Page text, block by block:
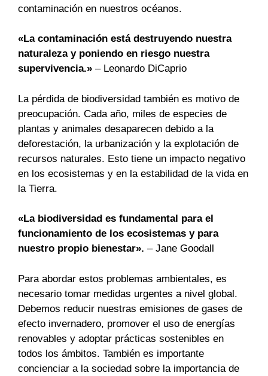
contaminación en nuestros océanos.
«La contaminación está destruyendo nuestra
naturaleza y poniendo en riesgo nuestra
supervivencia.» – Leonardo DiCaprio
La pérdida de biodiversidad también es motivo de
preocupación. Cada año, miles de especies de
plantas y animales desaparecen debido a la
deforestación, la urbanización y la explotación de
recursos naturales. Esto tiene un impacto negativo
en los ecosistemas y en la estabilidad de la vida en
la Tierra.
«La biodiversidad es fundamental para el
funcionamiento de los ecosistemas y para
nuestro propio bienestar». – Jane Goodall
Para abordar estos problemas ambientales, es
necesario tomar medidas urgentes a nivel global.
Debemos reducir nuestras emisiones de gases de
efecto invernadero, promover el uso de energías
renovables y adoptar prácticas sostenibles en
todos los ámbitos. También es importante
concienciar a la sociedad sobre la importancia de